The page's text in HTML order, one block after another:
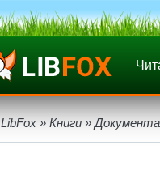
LibFox » Книги »